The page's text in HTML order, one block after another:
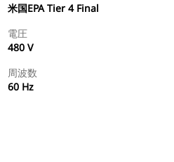
米国EPA Tier 4 Final
電圧
480 V
周波数
60 Hz